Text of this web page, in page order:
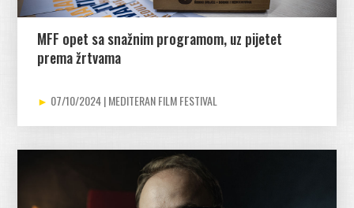
MFF opet sa snažnim programom, uz pijetet
prema žrtvama
07/10/2024